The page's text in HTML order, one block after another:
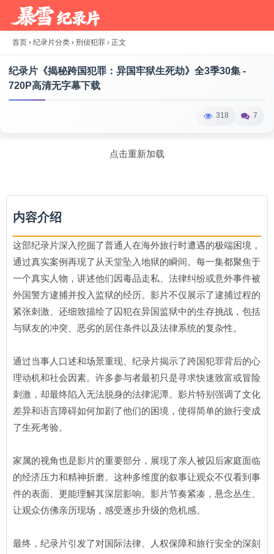
首页 › 纪录片分类 › 刑侦犯罪 › 正文
纪录片《揭秘跨国犯罪：异国牢狱生死劫》全3季30集 -
720P高清无字幕下载
318 7
点击重新加载
内容介绍
这部纪录片深入挖掘了普通人在海外旅行时遭遇的极端困境，
通过真实案例再现了从天堂坠入地狱的瞬间。每一集都聚焦于
一个真实人物，讲述他们因毒品走私、法律纠纷或意外事件被
外国警方逮捕并投入监狱的经历。影片不仅展示了逮捕过程的
紧张刺激、还细致描绘了囚犯在异国监狱中的生存挑战，包括
与狱友的冲突、恶劣的居住条件以及法律系统的复杂性。
通过当事人口述和场景重现、纪录片揭示了跨国犯罪背后的心
理动机和社会因素。许多参与者最初只是寻求快速致富或冒险
刺激，却最终陷入无法脱身的法律泥潭。影片特别强调了文化
差异和语言障碍如何加剧了他们的困境，使得简单的旅行变成
了生死考验。
家属的视角也是影片的重要部分，展现了亲人被囚后家庭面临
的经济压力和精神折磨。这种多维度的叙事让观众不仅看到事
件的表面、更能理解其深层影响。影片节奏紧凑，悬念丛生、
让观众仿佛亲历现场，感受逐步升级的危机感。
最终，纪录片引发了对国际法律、人权保障和旅行安全的深刻